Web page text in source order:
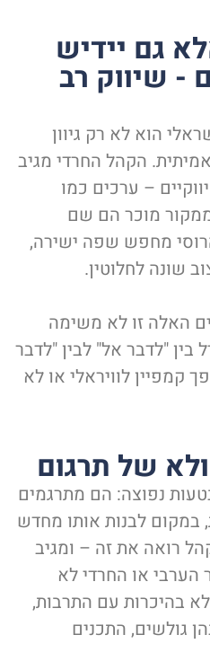
גם יידיש
- שיווק רב
הוא לא רק גיוון
הקהל החרדי מגיב
– ערכים כמו
ממקור מוכר הם שם
מחפש שפה ישירה,
שונה לחלוטין.
האלה זו לא משימה
בין "לדבר אל" לבין "לדבר
קמפיין לוויראלי או לא
של תרגום
נפוצה: הם מתרגמים
במקום לבנות אותו מחדש
רואה את זה – ומגיב
או החרדי לא
בהיכרות עם התרבות,
גולשים, התכנים